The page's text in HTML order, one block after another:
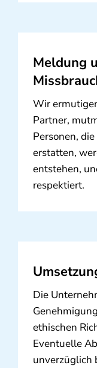
Meldung
Wir
Partner,
Personen,
erstatten,
entstehen,
respektiert.
Die
ethischen
Eventuelle
unverzüglich